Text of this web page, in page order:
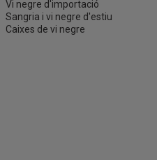
Vi negre d'importació
Sangria i vi negre d'estiu
Caixes de vi negre